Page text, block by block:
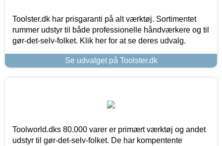
Toolster.dk har prisgaranti på alt værktøj. Sortimentet
rummer udstyr til både professionelle håndværkere og til
gør-det-selv-folket. Klik her for at se deres udvalg.
Se udvalget på Toolster.dk
Toolworld.dks 80.000 varer er primært værktøj og andet
udstyr til gør-det-selv-folket. De har kompentente